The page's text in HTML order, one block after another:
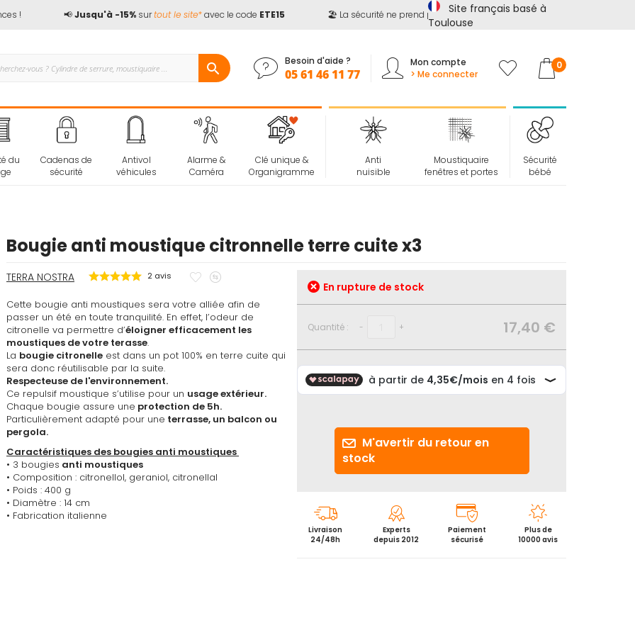
! Jusqu'à -15%surtout le site*avec le codeETE15 🏖️ La sécurité ne prend pas de vacances ! 📢Jusqu'à -15%
Site français basé à
Toulouse
Besoin d'aide ?
05 61 46 11 77
Mon compte
> Me connecter
Mon panier
0
du
Cadenas de
sécurité
Antivol
véhicules
Alarme &
Caméra
Clé unique &
Organigramme
Anti
nuisible
Moustiquaire
fenêtres et portes
Sécurité
bébé
Bougie anti moustique citronnelle terre cuite x3
TERRA NOSTRA 2 avis
Ajouter
mes
favoris
comparateur
Cette bougie anti moustiques sera votre alliée afin de
passer un été en toute tranquilité. En effet, l’odeur de
citronelle va permettre d’éloigner efficacement les
moustiques de votre terasse.
La bougie citronelle est dans un pot 100% en terre cuite qui
sera donc réutilisable par la suite.
Respecteuse de l'environnement.
Ce repulsif moustique s’utilise pour un usage extérieur.
Chaque bougie assure une protection de 5h.
Particulièrement adapté pour une terrasse, un balcon ou
pergola.
Caractéristiques des bougies anti moustiques
• 3 bougies anti moustiques
• Composition : citronellol, geraniol, citronellal
• Poids : 400 g
• Diamètre : 14 cm
• Fabrication italienne
En rupture de stock
Quantité : - + 17,40 €
M'avertir du retour en
stock
Livraison
24/48h
Experts
depuis 2012
Paiement
sécurisé
Plus de
10000 avis